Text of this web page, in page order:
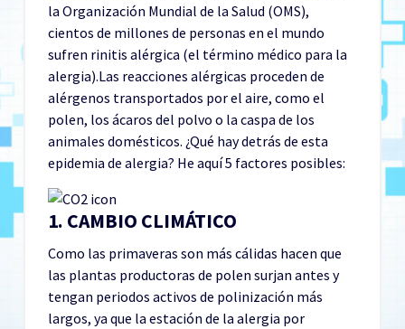
la Organización Mundial de la Salud (OMS),
cientos de millones de personas en el mundo
sufren rinitis alérgica (el término médico para la
alergia).Las reacciones alérgicas proceden de
alérgenos transportados por el aire, como el
polen, los ácaros del polvo o la caspa de los
animales domésticos. ¿Qué hay detrás de esta
epidemia de alergia? He aquí 5 factores posibles:
1. CAMBIO CLIMÁTICO
Como las primaveras son más cálidas hacen que
las plantas productoras de polen surjan antes y
tengan periodos activos de polinización más
largos, ya que la estación de la alergia por